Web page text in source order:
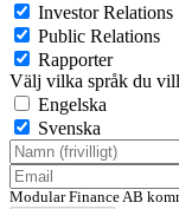
Investor Relations
Public Relations
Rapporter
Välj vilka språk du vill
Engelska
Svenska
Modular Finance AB